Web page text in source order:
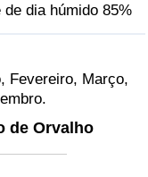
de dia húmido 85%
Fevereiro, Março,
de Orvalho